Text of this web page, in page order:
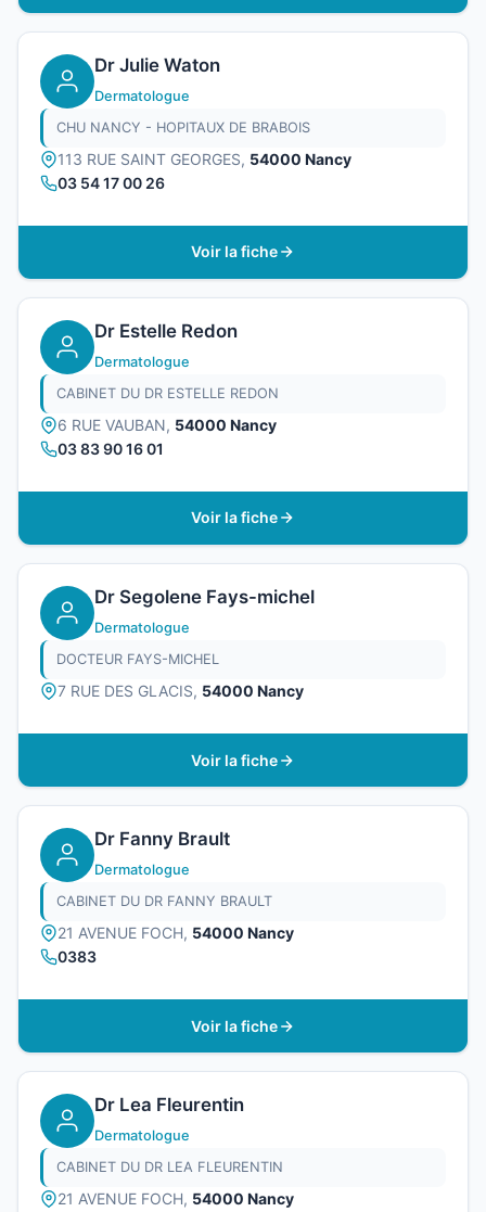
Dr Julie Waton
Dermatologue
CHU NANCY - HOPITAUX DE BRABOIS
113 RUE SAINT GEORGES, 54000 Nancy
03 54 17 00 26
Voir la fiche
Dr Estelle Redon
Dermatologue
CABINET DU DR ESTELLE REDON
6 RUE VAUBAN, 54000 Nancy
03 83 90 16 01
Voir la fiche
Dr Segolene Fays-michel
Dermatologue
DOCTEUR FAYS-MICHEL
7 RUE DES GLACIS, 54000 Nancy
Voir la fiche
Dr Fanny Brault
Dermatologue
CABINET DU DR FANNY BRAULT
21 AVENUE FOCH, 54000 Nancy
0383
Voir la fiche
Dr Lea Fleurentin
Dermatologue
CABINET DU DR LEA FLEURENTIN
21 AVENUE FOCH, 54000 Nancy